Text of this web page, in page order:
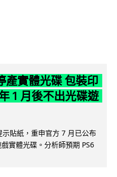
實體光碟 包裝印
1 月後不出光碟遊
貼紙，重申官方 7 月已公布
實體光碟。分析師預期 PS6